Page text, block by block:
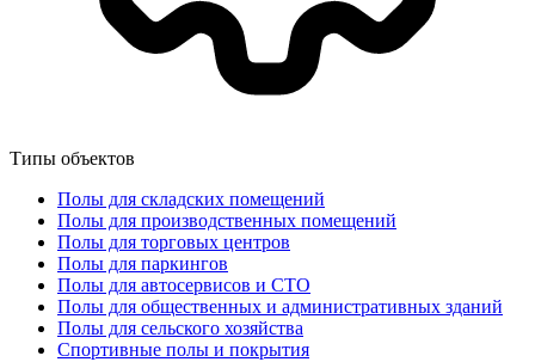
Типы объектов
Полы для складских помещений
Полы для производственных помещений
Полы для торговых центров
Полы для паркингов
Полы для автосервисов и СТО
Полы для общественных и административных зданий
Полы для сельского хозяйства
Спортивные полы и покрытия